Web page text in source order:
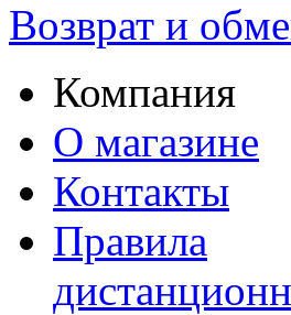
Возврат и
Компания
О магазине
Контакты
Правила